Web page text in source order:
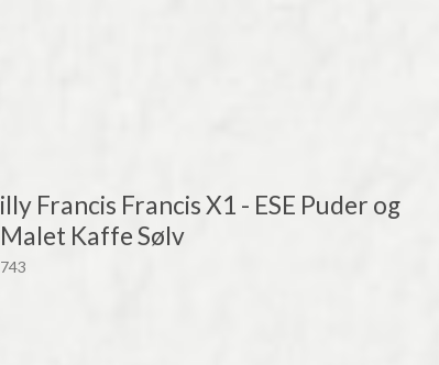
illy Francis Francis X1 - ESE Puder og
Malet Kaffe Sølv
743